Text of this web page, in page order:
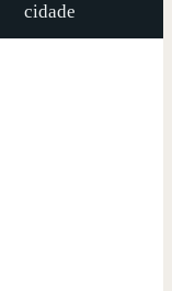
cidade